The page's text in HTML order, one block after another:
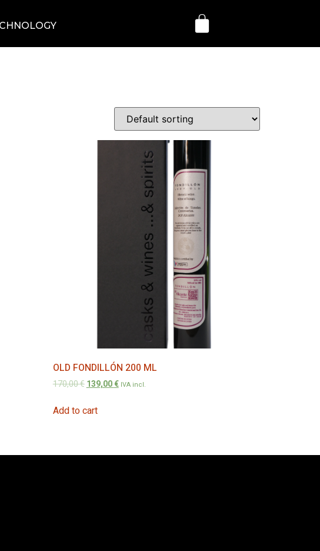
OLD FONDILLÓN 200 ML
170,00€ 139,00 € IVA incl.
Add to cart